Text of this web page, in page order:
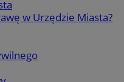
w Urzędzie Miasta?